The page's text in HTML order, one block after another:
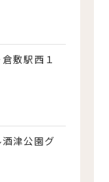
敷駅西１
津公園グ